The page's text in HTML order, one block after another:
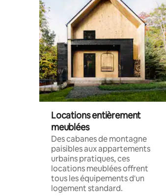
Locations entièrement
meublées
Des cabanes de montagne
paisibles aux appartements
urbains pratiques, ces
locations meublées offrent
tous les équipements d'un
logement standard.